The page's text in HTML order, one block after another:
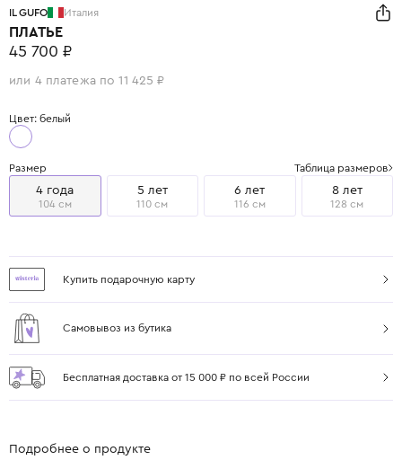
IL GUFO Италия
ПЛАТЬЕ
45 700 ₽
или 4 платежа по 11 425 ₽
Цвет: белый
Размер Таблица размеров
4 года
104 см
5 лет
110 см
6 лет
116 см
8 лет
128 см
Купить подарочную карту
Самовывоз из бутика
Бесплатная доставка от 15 000 ₽ по всей России
Подробнее о продукте